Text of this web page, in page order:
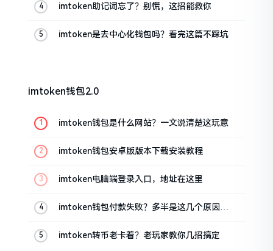
imtoken助记词忘了？别慌，这招能救你
imtoken是去中心化钱包吗？看完这篇不踩坑
imtoken钱包2.0
imtoken钱包是什么网站？一文说清楚这玩意
imtoken钱包安卓版版本下载安装教程
imtoken电脑端登录入口，地址在这里
imtoken钱包付款失败？多半是这几个原因闹
imtoken转币老卡着？老玩家教你几招搞定